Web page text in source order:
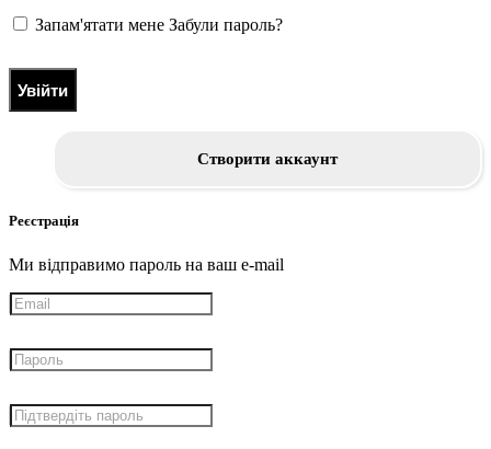
Запам'ятати мене Забули пароль?
Увійти
Створити аккаунт
Реєстрація
Ми відправимо пароль на ваш e-mail